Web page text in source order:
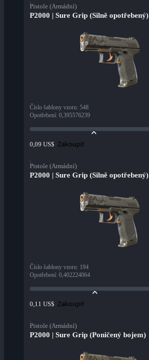
Pistole (Armádní)
P2000 | Sure Grip (Silně opotřebený)
Číslo šablony vzoru: 548
Opotřebení: 0,395576239
0,09 US$ Zakoupit
Pistole (Armádní)
P2000 | Sure Grip (Silně opotřebený)
Číslo šablony vzoru: 194
Opotřebení: 0,402224064
0,11 US$ Zakoupit
Pistole (Armádní)
P2000 | Sure Grip (Poničený bojem)